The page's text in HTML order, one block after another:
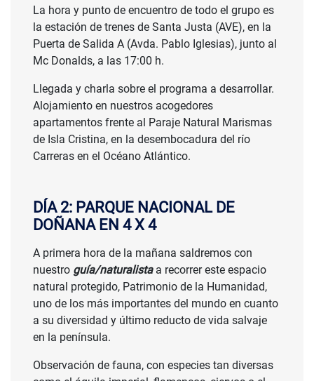
SALIDAS DESDE
800 €
La hora y punto de encuentro de todo el grupo es
la estación de trenes de Santa Justa (AVE), en la
Puerta de Salida A (Avda. Pablo Iglesias), junto al
Mc Donalds, a las 17:00 h.
Llegada y charla sobre el programa a desarrollar.
Alojamiento en nuestros acogedores
apartamentos frente al Paraje Natural Marismas
de Isla Cristina, en la desembocadura del río
Carreras en el Océano Atlántico.
DÍA 2: PARQUE NACIONAL DE
DOÑANA EN 4 X 4
A primera hora de la mañana saldremos con
nuestro guía/naturalista a recorrer este espacio
natural protegido, Patrimonio de la Humanidad,
uno de los más importantes del mundo en cuanto
a su diversidad y último reducto de vida salvaje
en la península.
Observación de fauna, con especies tan diversas